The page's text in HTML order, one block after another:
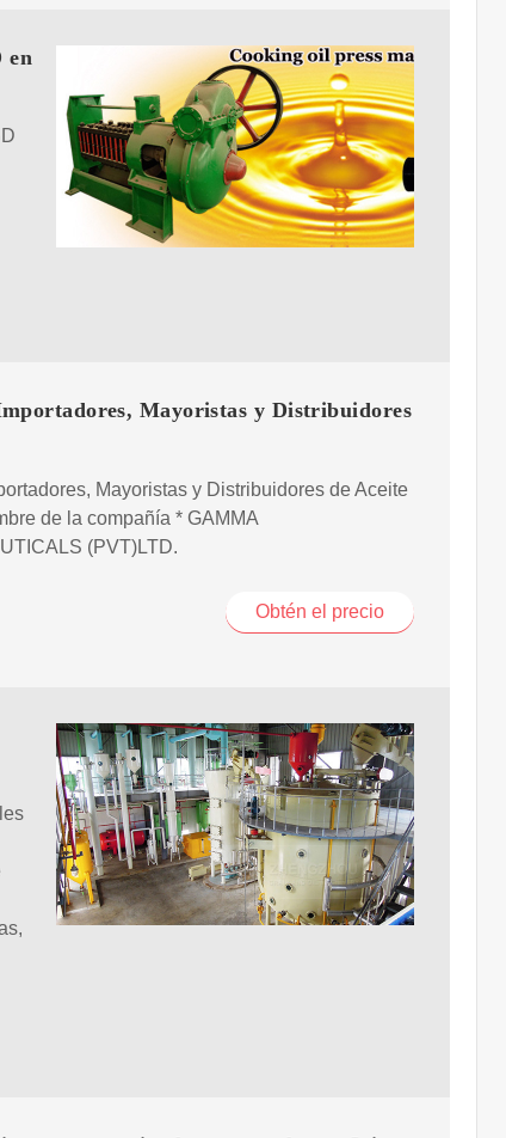
en
Mayoristas y Distribuidores
Mayoristas y Distribuidores de Aceite
de la compañía * GAMMA
(PVT)LTD.
Obtén el precio